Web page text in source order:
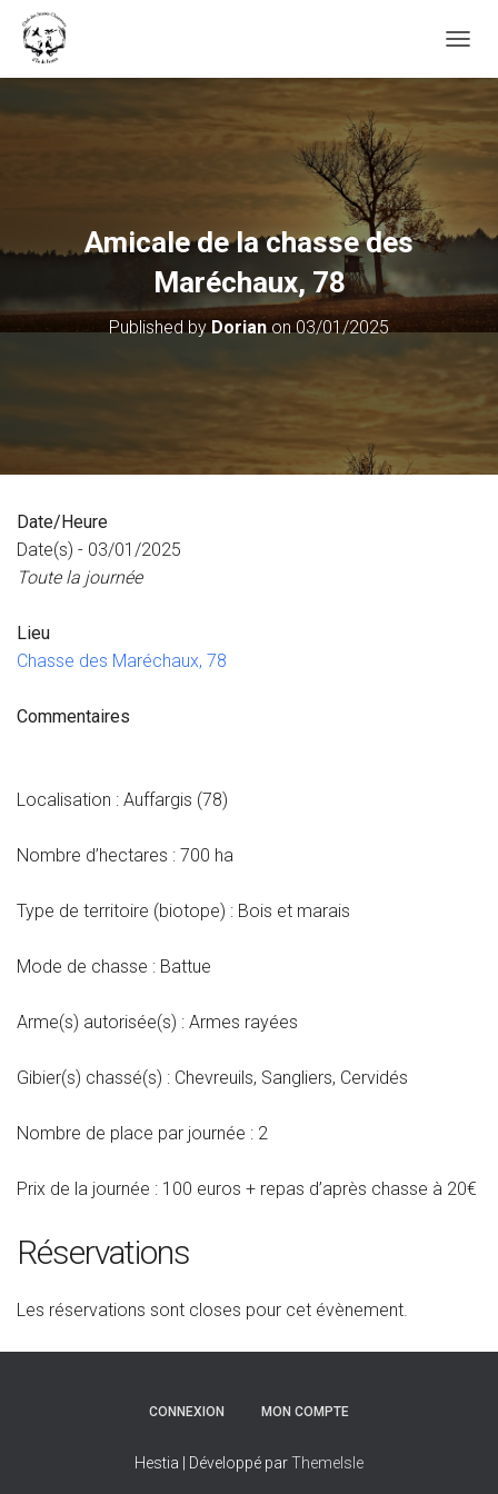
Amicale de la chasse des
Maréchaux, 78
Published byDorianon03/01/2025
Date/Heure
Date(s) - 03/01/2025
Toute la journée
Lieu
Chasse des Maréchaux, 78
Commentaires
Localisation : Auffargis (78)
Nombre d’hectares : 700 ha
Type de territoire (biotope) : Bois et marais
Mode de chasse : Battue
Arme(s) autorisée(s) : Armes rayées
Gibier(s) chassé(s) : Chevreuils, Sangliers, Cervidés
Nombre de place par journée : 2
Prix de la journée : 100 euros + repas d’après chasse à 20€
Réservations
Les réservations sont closes pour cet évènement.
CONNEXION MON COMPTE
Hestia | Développé parThemeIsle